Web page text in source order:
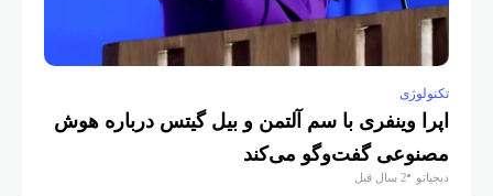
تکنولوژی
اپرا وینفری با سم آلتمن و بیل گیتس درباره هوش
مصنوعی گفت‌وگو می‌کند
دیجیاتو 2 سال قبل